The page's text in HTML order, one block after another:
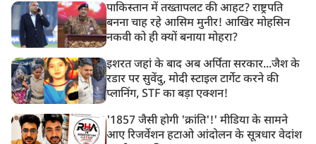
पाकिस्तान में तख्तापलट की आहट? राष्ट्रपति
बनना चाह रहे आसिम मुनीर! आखिर मोहसिन
नकवी को ही क्यों बनाया मोहरा?
इशरत जहां के बाद अब अर्पिता सरकार...जैश के
रडार पर सुवेंदु, मोदी स्टाइल टार्गेट करने की
प्लानिंग, STF का बड़ा एक्शन!
'1857 जैसी होगी 'क्रांति'!' मीडिया के सामने
आए रिजर्वेशन हटाओ आंदोलन के सूत्रधार वेदांश